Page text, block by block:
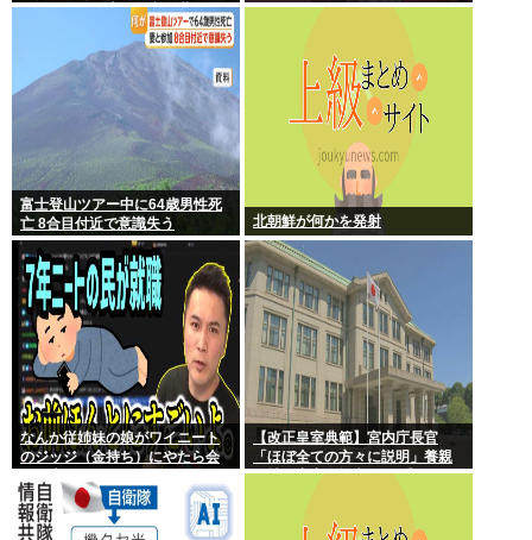
うるさい！日本を無音の世界に
富士登山ツアー中に64歳男性死
亡 8合目付近で意識失う
北朝鮮が何かを発射
なんか従姉妹の娘がワイニート
のジッジ（金持ち）にやたら会
【改正皇室典範】宮内庁長官
「ほぼ全ての方々に説明」養親
候補の宮家皇族方に 男系男子の